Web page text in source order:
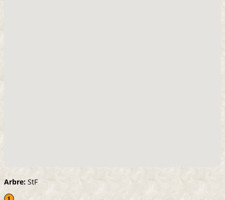
Arbre: StF